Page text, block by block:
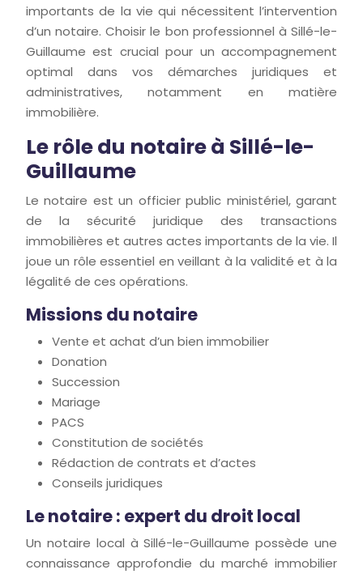
importants de la vie qui nécessitent l’intervention
d’un notaire. Choisir le bon professionnel à Sillé-le-
Guillaume est crucial pour un accompagnement
optimal dans vos démarches juridiques et
administratives, notamment en matière
immobilière.
Le rôle du notaire à Sillé-le-
Guillaume
Le notaire est un officier public ministériel, garant
de la sécurité juridique des transactions
immobilières et autres actes importants de la vie. Il
joue un rôle essentiel en veillant à la validité et à la
légalité de ces opérations.
Missions du notaire
Vente et achat d’un bien immobilier
Donation
Succession
Mariage
PACS
Constitution de sociétés
Rédaction de contrats et d’actes
Conseils juridiques
Le notaire : expert du droit local
Un notaire local à Sillé-le-Guillaume possède une
connaissance approfondie du marché immobilier